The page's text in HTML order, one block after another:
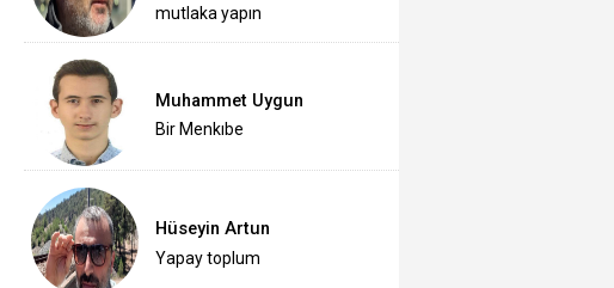
mutlaka yapın
Muhammet Uygun
Bir Menkıbe
Hüseyin Artun
Yapay toplum